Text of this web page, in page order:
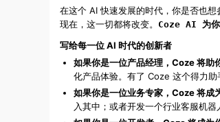
在这个 AI 快速发展的时代，你是否也
现在，这一切都将改变。 Coze AI 为你
写给每一位 AI 时代的创新者
如果你是一位产品经理，Coze 将助
化产品体验。有了 Coze 这个得力助
如果你是一位业务专家，Coze 将成
入其中；或者开发一个行业客服机